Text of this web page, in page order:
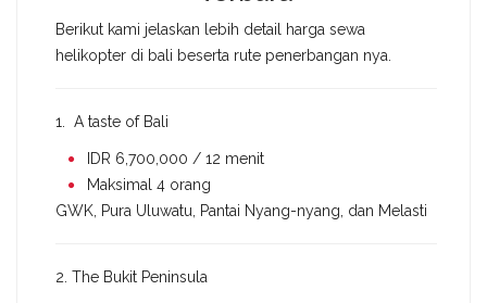
Berikut kami jelaskan lebih detail harga sewa
helikopter di bali beserta rute penerbangan nya.
1. A taste of Bali
IDR 6,700,000 / 12 menit
Maksimal 4 orang
GWK, Pura Uluwatu, Pantai Nyang-nyang, dan Melasti
2. The Bukit Peninsula